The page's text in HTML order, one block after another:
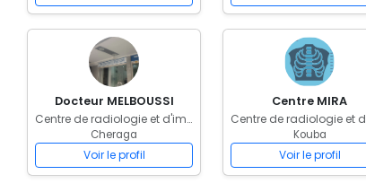
Docteur MELBOUSSI
Centre de radiologie et d'imagerie médicale
Cheraga
Voir le profil
Centre MIRA
Kouba
Voir le profil